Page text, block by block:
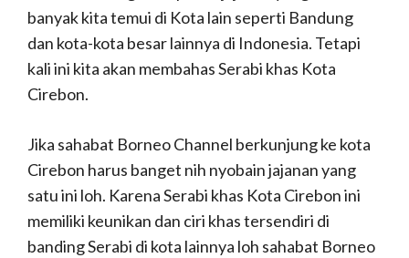
banyak kita temui di Kota lain seperti Bandung
dan kota-kota besar lainnya di Indonesia. Tetapi
kali ini kita akan membahas Serabi khas Kota
Cirebon.
Jika sahabat Borneo Channel berkunjung ke kota
Cirebon harus banget nih nyobain jajanan yang
satu ini loh. Karena Serabi khas Kota Cirebon ini
memiliki keunikan dan ciri khas tersendiri di
banding Serabi di kota lainnya loh sahabat Borneo